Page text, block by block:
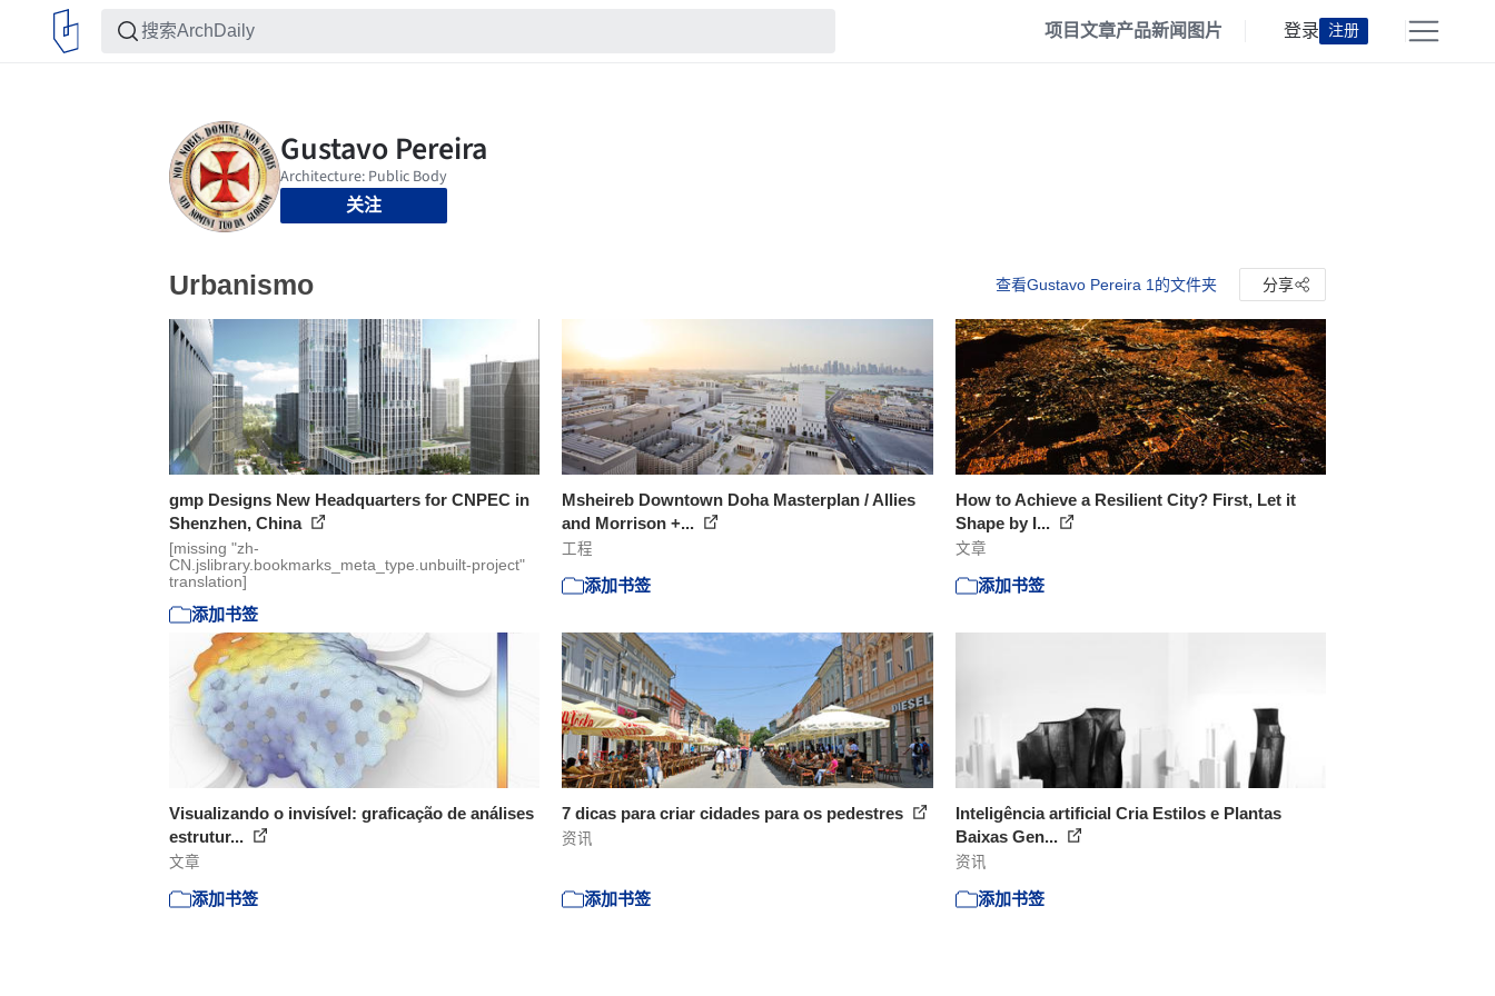
项目文章产品新闻 图片 登录 注册
关注
Urbanismo 查看Gustavo Pereira 1的文件夹 分享
gmp Designs New Headquarters for CNPEC in
Shenzhen, China
[missing "zh-
CN.jslibrary.bookmarks_meta_type.unbuilt-project"
translation]
添加书签
Msheireb Downtown Doha Masterplan / Allies
and Morrison +...
工程
添加书签
How to Achieve a Resilient City? First, Let it
Shape by I...
文章
添加书签
Visualizando o invisível: graficação de análises
estrutur...
文章
添加书签
7 dicas para criar cidades para os pedestres
资讯
添加书签
Inteligência artificial Cria Estilos e Plantas
Baixas Gen...
资讯
添加书签